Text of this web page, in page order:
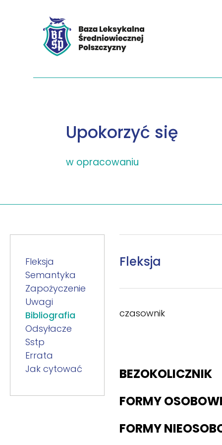
Upokorzyć się
w opracowaniu
Fleksja
Semantyka
Zapożyczenie
Uwagi
Bibliografia
Odsyłacze
Sstp
Errata
Jak cytować
Fleksja
czasownik
BEZOKOLICZNIK
FORMY
FORMY